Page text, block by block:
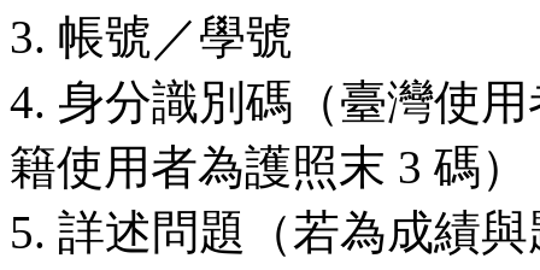
3. 帳號／學號
4. 身分識別碼（臺灣使
籍使用者為護照末 3 碼）
5. 詳述問題（若為成績